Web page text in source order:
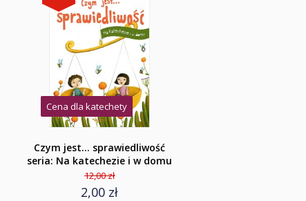
Cena dla katechety
Czym jest... sprawiedliwość
seria: Na katechezie i w domu
12,00 zł
2,00 zł